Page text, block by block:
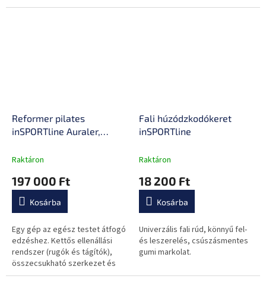
ellenállási rendszerrel,
testformáláshoz az otthonod
Reformer pilates
inSPORTline Auraler,
rendszer, összecsukható
könnyű kezeléshez
Raktáron
197 000 Ft
Kosárba
Egy gép az egész testet átfogó
edzéshez. Kettős ellenállási
rendszer (rugók és tágítók),
összecsukható szerkezet és
masszív acélváz.
Fali húzódzkodókeret
inSPORTline
Raktáron
18 200 Ft
Kosárba
Univerzális fali rúd, könnyű fel-
és leszerelés, csúszásmentes
gumi markolat.